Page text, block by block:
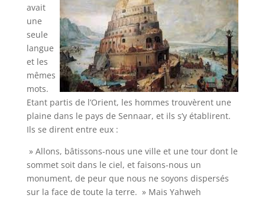
avait
une
seule
langue
et les
mêmes
mots.
Etant partis de l’Orient, les hommes trouvèrent une
plaine dans le pays de Sennaar, et ils s’y établirent.
Ils se dirent entre eux :
» Allons, bâtissons-nous une ville et une tour dont le
sommet soit dans le ciel, et faisons-nous un
monument, de peur que nous ne soyons dispersés
sur la face de toute la terre. » Mais Yahweh